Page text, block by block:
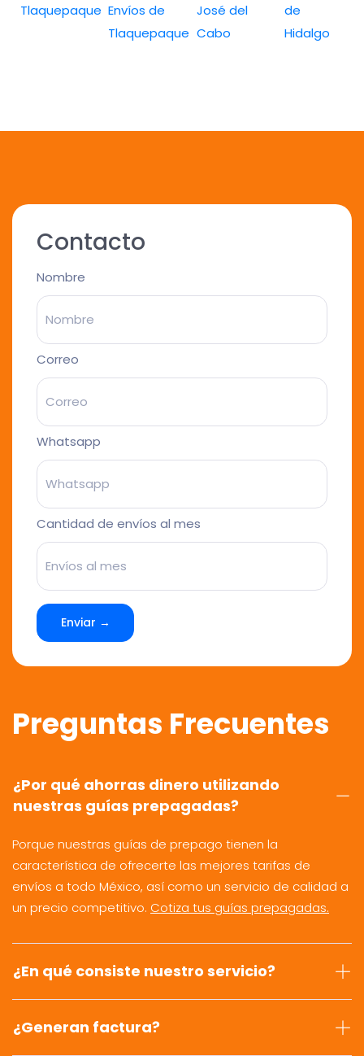
Tlaquepaque Envíos de
Tlaquepaque
José del
Cabo
de
Hidalgo
Contacto
Nombre
Correo
Whatsapp
Cantidad de envíos al mes
Enviar →
Preguntas Frecuentes
¿Por qué ahorras dinero utilizando
nuestras guías prepagadas?
Porque nuestras guías de prepago tienen la
característica de ofrecerte las mejores tarifas de
envíos a todo México, así como un servicio de calidad a
un precio competitivo. Cotiza tus guías prepagadas.
¿En qué consiste nuestro servicio?
¿Generan factura?